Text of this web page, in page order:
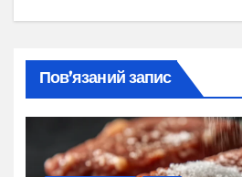
Пов’язаний запис